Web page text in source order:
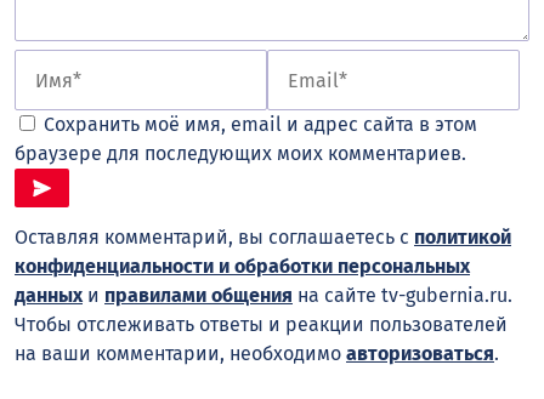
Сохранить моё имя, email и адрес сайта в этом
браузере для последующих моих комментариев.
Оставляя комментарий, вы соглашаетесь с политикой
конфиденциальности и обработки персональных
данныхи правилами общения на сайте tv-gubernia.ru.
Чтобы отслеживать ответы и реакции пользователей
на ваши комментарии, необходимо авторизоваться.